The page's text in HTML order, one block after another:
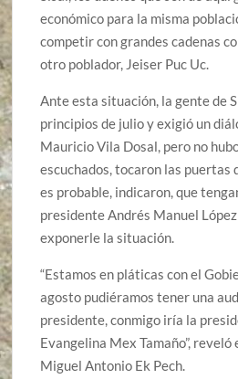
económico para la misma
competir con grandes cadenas
otro poblador, Jeiser Puc Uc.
Ante esta situación, la gente de
principios de julio y exigió un
Mauricio Vila Dosal, pero no
escuchados, tocaron las puertas
es probable, indicaron, que
presidente Andrés Manuel
exponerle la situación.
“Estamos en pláticas con el
agosto pudiéramos tener una
presidente, conmigo iría la
Evangelina Mex Tamaño”, reveló
Miguel Antonio Ek Pech.